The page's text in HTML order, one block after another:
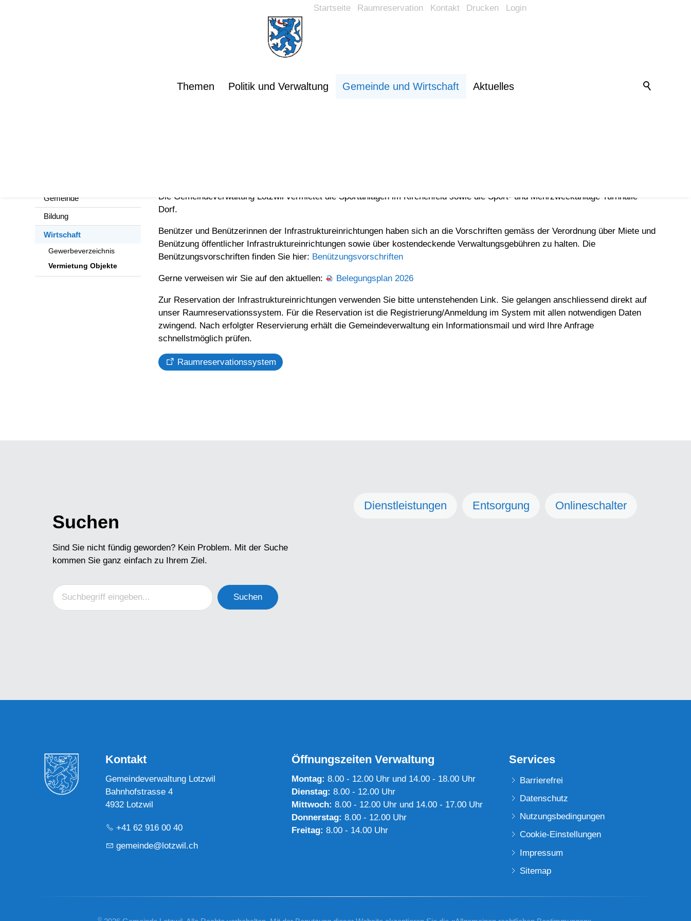
Startseite Raumreservation Kontakt Drucken Login
Themen Politik und Verwaltung Gemeinde und Wirtschaft Aktuelles
Gemeinde
Bildung
Wirtschaft
Gewerbeverzeichnis
Vermietung Objekte
Die Gemeindeverwaltung Lotzwil vermietet die Sportanlagen im Kirchenfeld sowie die Sport- und Mehrzweckanlage Turnhalle
Dorf.
Benützer und Benützerinnen der Infrastruktureinrichtungen haben sich an die Vorschriften gemäss der Verordnung über Miete und
Benützung öffentlicher Infrastruktureinrichtungen sowie über kostendeckende Verwaltungsgebühren zu halten. Die
Benützungsvorschriften finden Sie hier: Benützungsvorschriften
Gerne verweisen wir Sie auf den aktuellen: Belegungsplan 2026
Zur Reservation der Infrastruktureinrichtungen verwenden Sie bitte untenstehenden Link. Sie gelangen anschliessend direkt auf
unser Raumreservationssystem. Für die Reservation ist die Registrierung/Anmeldung im System mit allen notwendigen Daten
zwingend. Nach erfolgter Reservierung erhält die Gemeindeverwaltung ein Informationsmail und wird Ihre Anfrage
schnellstmöglich prüfen.
Raumreservationssystem
Suchen
Sind Sie nicht fündig geworden? Kein Problem. Mit der Suche
kommen Sie ganz einfach zu Ihrem Ziel.
Suchen
Dienstleistungen Entsorgung Onlineschalter
Kontakt
Gemeindeverwaltung Lotzwil
Bahnhofstrasse 4
4932 Lotzwil
+41 62 916 00 40
g m nd l tzw l ch
Öffnungszeiten Verwaltung
Montag:8.00 - 12.00 Uhr und 14.00 - 18.00 Uhr
Dienstag: 8.00 - 12.00 Uhr
Mittwoch: 8.00 - 12.00 Uhr und 14.00 - 17.00 Uhr
Donnerstag: 8.00 - 12.00 Uhr
Freitag: 8.00 - 14.00 Uhr
Services
Barrierefrei
Datenschutz
Nutzungsbedingungen
Cookie-Einstellungen
Impressum
Sitemap
©